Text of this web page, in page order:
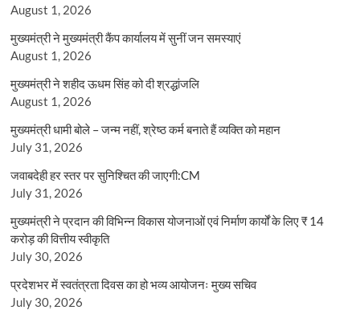
August 1, 2026
मुख्यमंत्री ने मुख्यमंत्री कैंप कार्यालय में सुनीं जन समस्याएं
August 1, 2026
मुख्यमंत्री ने शहीद ऊधम सिंह को दी श्रद्धांजलि
August 1, 2026
मुख्यमंत्री धामी बोले – जन्म नहीं, श्रेष्ठ कर्म बनाते हैं व्यक्ति को महान
July 31, 2026
जवाबदेही हर स्तर पर सुनिश्चित की जाएगी:CM
July 31, 2026
मुख्यमंत्री ने प्रदान की विभिन्न विकास योजनाओं एवं निर्माण कार्यों के लिए ₹ 14
करोड़ की वित्तीय स्वीकृति
July 30, 2026
प्रदेशभर में स्वतंत्रता दिवस का हो भव्य आयोजनः मुख्य सचिव
July 30, 2026